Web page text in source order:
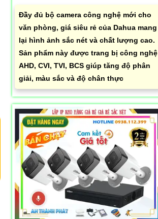
Đầy đủ bộ camera công nghệ mới cho
văn phòng, giá siêu rẻ của Dahua mang
lại hình ảnh sắc nét và chất lượng cao.
Sản phẩm này được trang bị công nghệ
AHD, CVI, TVI, BCS giúp tăng độ phân
giải, màu sắc và độ chân thực